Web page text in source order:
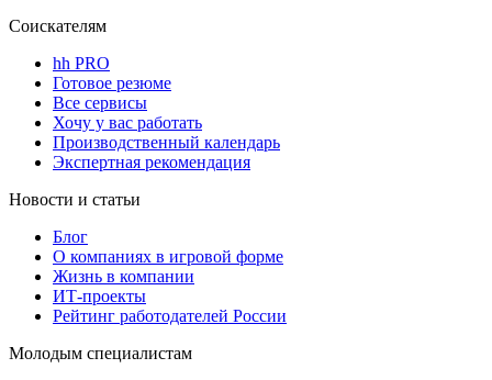
Соискателям
hh PRO
Готовое резюме
Все сервисы
Хочу у вас работать
Производственный календарь
Экспертная рекомендация
Новости и статьи
Блог
О компаниях в игровой форме
Жизнь в компании
ИТ-проекты
Рейтинг работодателей России
Молодым специалистам